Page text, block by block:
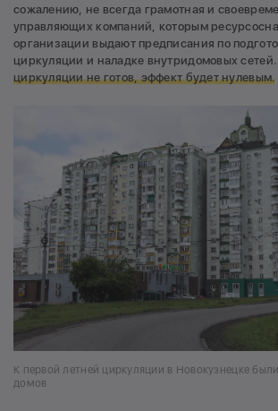
сожалению, не всегда грамотная и
управляющих компаний, которым
организации выдают предписания по
циркуляции и наладке внутридомовых
циркуляции не готов, эффект будет нулевым.
К первой летней циркуляции в Новокузнецке
домов